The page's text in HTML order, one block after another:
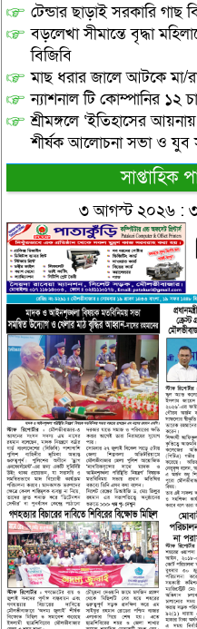
টেন্ডার ছাড়াই সরকারি গাছ
বড়লেখা সীমান্তে বৃদ্ধা
বিজিবি
মাছ ধরার জালে আটকে
ন্যাশনাল টি কোম্পানির ১২
শ্রীমঙ্গলে ‘ইতিহাসের
শীর্ষক আলোচনা সভা ও যুব
সাপ্তাহিক
৩ আগস্ট ২০২৬ :